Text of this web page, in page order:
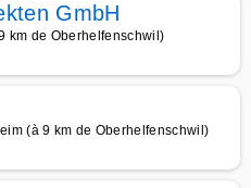
GmbH
km de Oberhelfenschwil)
(à 9 km de Oberhelfenschwil)